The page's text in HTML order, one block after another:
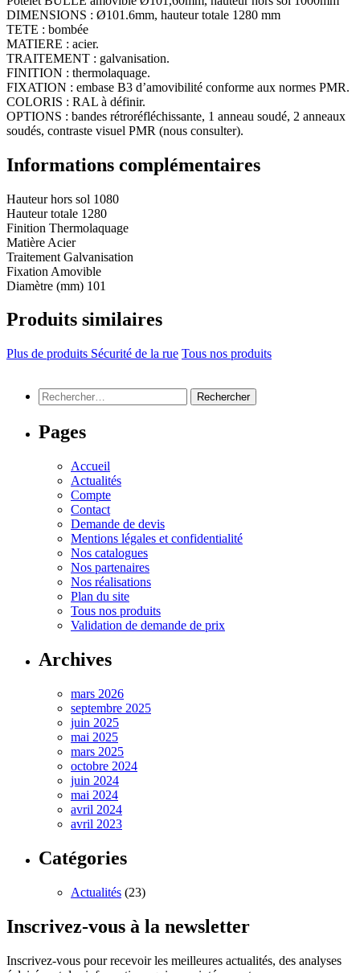
DIMENSIONS : Ø101.6mm, hauteur totale 1280 mm
TETE : bombée
MATIERE : acier.
TRAITEMENT : galvanisation.
FINITION : thermolaquage.
FIXATION : embase B3 d’amovibilité conforme aux normes PMR.
COLORIS : RAL à définir.
OPTIONS : bandes rétroréfléchissante, 1 anneau soudé, 2 anneaux
soudés, contraste visuel PMR (nous consulter).
Informations complémentaires
Hauteur hors sol 1080
Hauteur totale 1280
Finition Thermolaquage
Matière Acier
Traitement Galvanisation
Fixation Amovible
Diamètre (mm) 101
Produits similaires
Plus de produits Sécurité de la rue Tous nos produits
Rechercher :
Pages
Accueil
Actualités
Compte
Contact
Demande de devis
Mentions légales et confidentialité
Nos catalogues
Nos partenaires
Nos réalisations
Plan du site
Tous nos produits
Validation de demande de prix
Archives
mars 2026
septembre 2025
juin 2025
mai 2025
mars 2025
octobre 2024
juin 2024
mai 2024
avril 2024
avril 2023
Catégories
Actualités (23)
Inscrivez-vous à la newsletter
Inscrivez-vous pour recevoir les meilleures actualités, des analyses